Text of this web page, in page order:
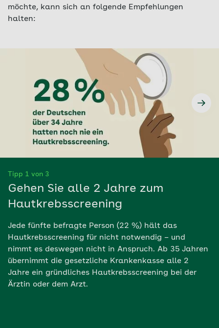
möchte, kann sich an folgende Empfehlungen
halten:
Tipp 1 von 3
Gehen Sie alle 2 Jahre zum
Hautkrebsscreening
Jede fünfte befragte Person (22 %) hält das
Hautkrebsscreening für nicht notwendig – und
nimmt es deswegen nicht in Anspruch. Ab 35 Jahren
übernimmt die gesetzliche Krankenkasse alle 2
Jahre ein gründliches Hautkrebsscreening bei der
Ärztin oder dem Arzt.